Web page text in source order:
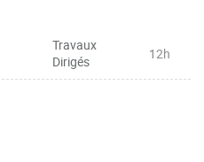
Travaux
Dirigés
12h